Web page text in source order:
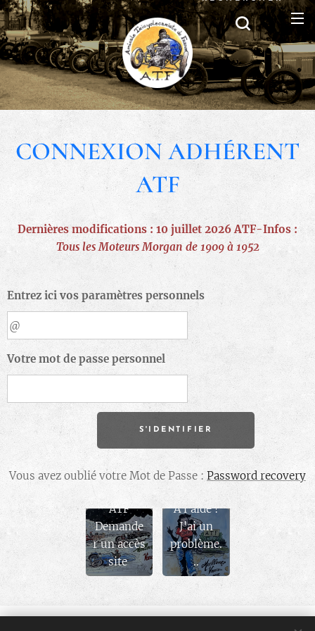
CONNEXION ADHÉRENT
ATF
Dernières modifications : 10 juillet 2026 ATF-Infos :
Tous les Moteurs Morgan de 1909 à 1952
Entrez ici vos paramètres personnels
Votre mot de passe personnel
S'IDENTIFIER
Vous avez oublié votre Mot de Passe : Password recovery
Nouveau
Membre
ATF
Demande
r un accès
site
À l'aide !
J'ai un
problème.
..